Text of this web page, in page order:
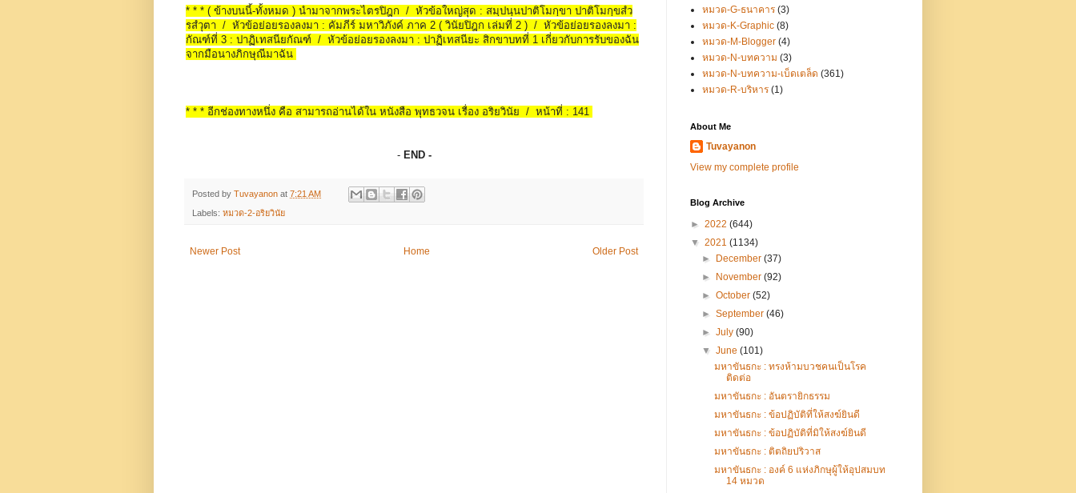
* * * ( ข้างบนนี้-ทั้งหมด ) นำมาจากพระไตรปิฎก / หัวข้อใหญ่สุด : สมฺปนฺนปาติโมกฺขา ปาติโมกฺขสํว
รสํวุตา / หัวข้อย่อยรองลงมา : คัมภีร์ มหาวิภังค์ ภาค 2 ( วินัยปิฎก เล่มที่ 2 ) / หัวข้อย่อยรองลงมา :
กัณฑ์ที่ 3 : ปาฏิเทสนียกัณฑ์ / หัวข้อย่อยรองลงมา : ปาฏิเทสนียะ สิกขาบทที่ 1 เกี่ยวกับการรับของฉัน
จากมือนางภิกษุณีมาฉัน
* * * อีกช่องทางหนึ่ง คือ สามารถอ่านได้ใน หนังสือ พุทธวจน เรื่อง อริยวินัย / หน้าที่ : 141
-END -
Posted by Tuvayanon at 7:21 AM
Labels: หมวด-2-อริยวินัย
Newer Post Older Post
Home
หมวด-G-ธนาคาร (3)
หมวด-K-Graphic (8)
หมวด-M-Blogger (4)
หมวด-N-บทความ (3)
หมวด-N-บทความ-เบ็ดเตล็ด (361)
หมวด-R-บริหาร (1)
About Me
Tuvayanon
View my complete profile
Blog Archive
► 2022 (644)
▼ 2021 (1134)
►
December(37)
►
November(92)
►October(52)
►September(46)
►July(90)
▼June(101)
มหาขันธกะ : ทรงห้ามบวชคนเป็นโรค
ติดต่อ
มหาขันธกะ : อันตรายิกธรรม
มหาขันธกะ : ข้อปฏิบัติที่ให้สงฆ์ยินดี
มหาขันธกะ : ข้อปฏิบัติที่มิให้สงฆ์ยินดี
มหาขันธกะ : ติตถิยปริวาส
มหาขันธกะ : องค์ 6 แห่งภิกษุผู้ให้อุปสมบท
14 หมวด